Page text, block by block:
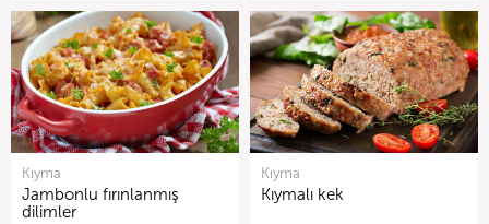
Kıyma
Jambonlu fırınlanmış
dilimler
Kıyma
Kıymalı kek